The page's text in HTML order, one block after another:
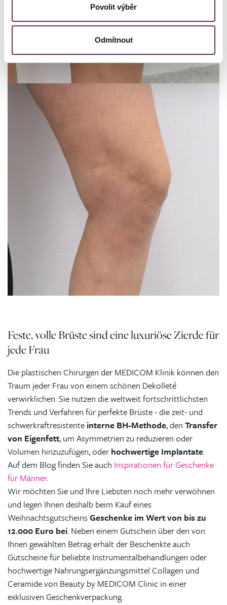
Povolit výběr
Odmítnout
Feste, volle Brüste sind eine luxuriöse Zierde für
jede Frau
Die plastischen Chirurgen der MEDICOM Klinik können den
Traum jeder Frau von einem schönen Dekolleté
verwirklichen. Sie nutzen die weltweit fortschrittlichsten
Trends und Verfahren für perfekte Brüste - die zeit- und
schwerkraftresistente interne BH-Methode, den Transfer
von Eigenfett, um Asymmetrien zu reduzieren oder
Volumen hinzuzufügen, oderhochwertige Implantate.
Auf dem Blog finden Sie auch Inspirationen für Geschenke
für Männer.
Wir möchten Sie und Ihre Liebsten noch mehr verwöhnen
und legen Ihnen deshalb beim Kauf eines
WeihnachtsgutscheinsGeschenke im Wert von bis zu
12.000 Euro bei. Neben einem Gutschein über den von
Ihnen gewählten Betrag erhält der Beschenkte auch
Gutscheine für beliebte Instrumentalbehandlungen oder
hochwertige Nahrungsergänzungsmittel Collagen und
Ceramide von Beauty by MEDICOM Clinic in einer
exklusiven Geschenkverpackung.